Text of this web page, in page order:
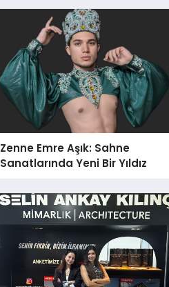
Zenne Emre Aşık: Sahne
Sanatlarında Yeni Bir Yıldız